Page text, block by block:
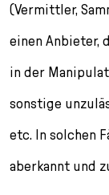
(Vermittler,
einen Anbieter,
in der
sonstige
etc. In solchen
aberkannt und